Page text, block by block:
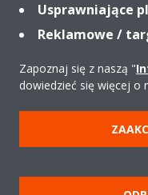
Produkty
Zastrzeżenia prawne
Etyka korporacyjna
Usprawniające
Reklamowe /
Zapoznaj się z naszą "
dowiedzieć się więcej o